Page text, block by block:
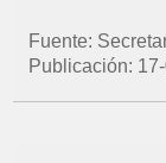
Fuente:
Publicación: